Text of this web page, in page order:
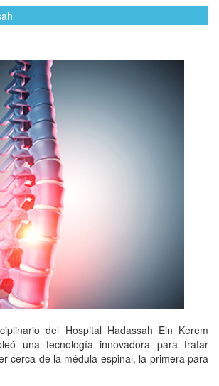
del Hospital Hadassah Ein Kerem
una tecnología innovadora para tratar
cerca de la médula espinal, la primera para